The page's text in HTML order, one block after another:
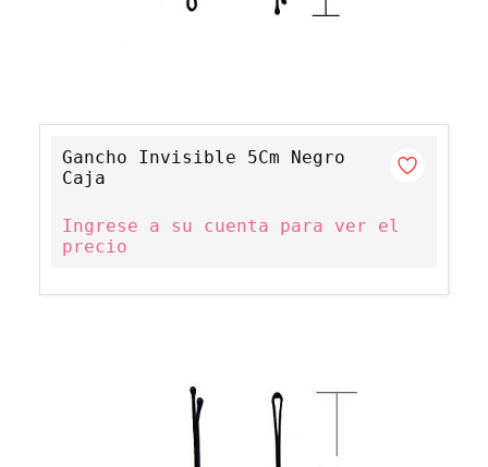
Gancho Invisible 5Cm Negro
Caja
Ingrese a su cuenta para ver el
precio